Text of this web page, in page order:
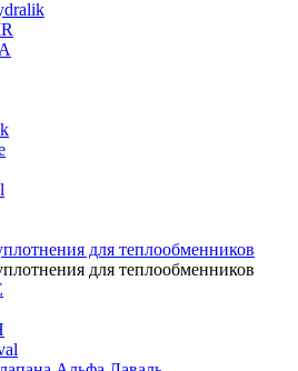
для теплообменников
для теплообменников